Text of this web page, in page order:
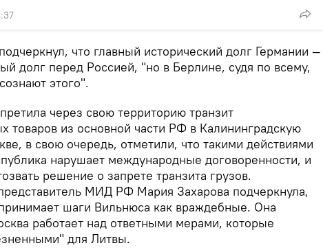
что главный исторический долг Германии —
долг перед Россией, "но в Берлине, судя по всему,
этого".
через свою территорию транзит
товаров из основной части РФ в Калининградскую
в свою очередь, отметили, что такими действиями
нарушает международные договоренности, и
решение о запрете транзита грузов.
МИД РФ Мария Захарова подчеркнула,
шаги Вильнюса как враждебные. Она
работает над ответными мерами, которые
для Литвы.